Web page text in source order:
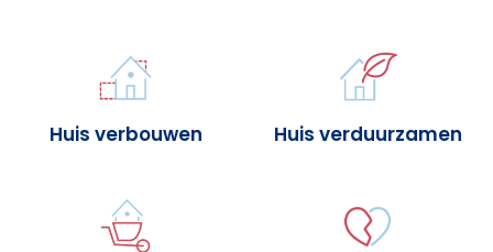
Huis verbouwen Huis verduurzamen